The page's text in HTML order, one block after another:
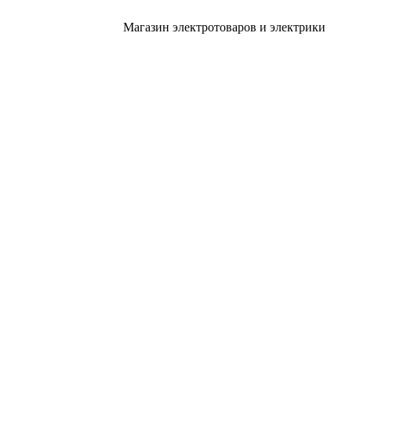
Магазин электротоваров и электрики